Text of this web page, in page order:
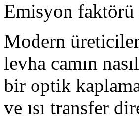
Emisyon faktörü
Modern
levha camın
bir optik
ve ısı transfer